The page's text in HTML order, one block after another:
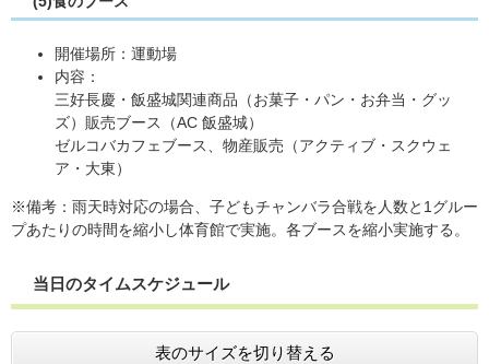
開催場所：運動場
内容：
三好長慶・飯盛城関連商品（お菓子・パン・お弁当・グッ
ズ）販売ブース（AC 飯盛城）
ゼルコバカフェブース、物産販売（アクティブ・スクウェ
ア・大東）
※備考：雨天時対応の場合、子どもチャンバラ合戦を人数と1グルー
プあたりの時間を縮小し体育館で実施。各ブースを縮小実施する。
当日のタイムスケジュール
表のサイズを切り替える